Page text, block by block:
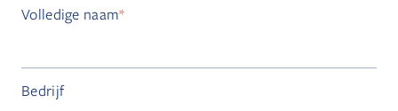
Volledige naam*
Bedrijf